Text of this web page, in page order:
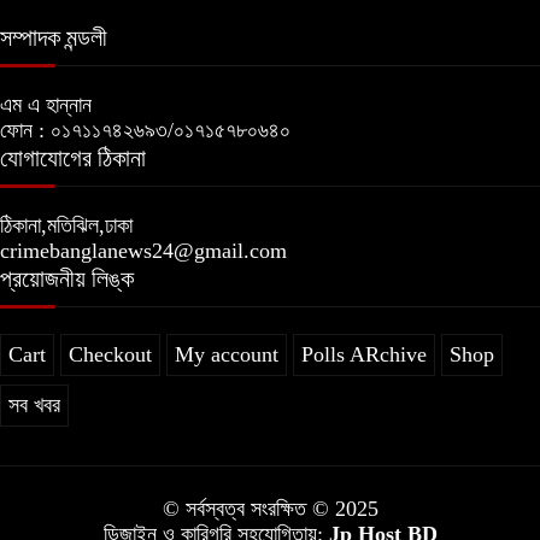
সম্পাদক মন্ডলী
এম এ হান্নান
ফোন : ০১৭১১৭৪২৬৯৩/০১৭১৫৭৮০৬৪০
যোগাযোগের ঠিকানা
ঠিকানা,মতিঝিল,ঢাকা
crimebanglanews24@gmail.com
প্রয়োজনীয় লিঙ্ক
Cart Checkout My account Polls ARchive Shop
সব খবর
© সর্বস্বত্ব সংরক্ষিত © 2025
ডিজাইন ও কারিগরি সহযোগিতায়: Jp Host BD